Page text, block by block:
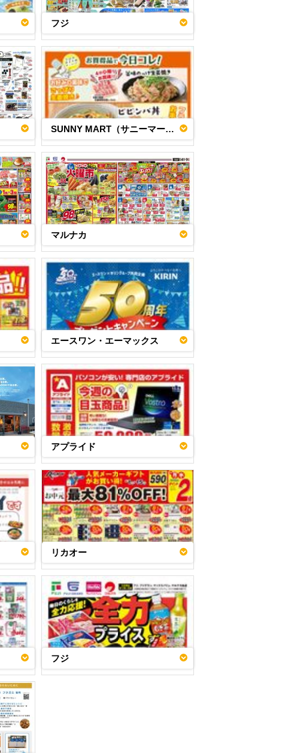
フジ
SUNNY MART（サニーマート）
マルナカ
エースワン・エーマックス
アプライド
リカオー
フジ